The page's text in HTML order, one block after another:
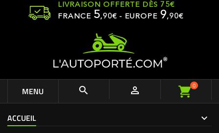
LIVRAISON OFFERTE DÈS 75€
FRANCE 5,90€ - EUROPE 9,90€
MENU   0
ACCUEIL